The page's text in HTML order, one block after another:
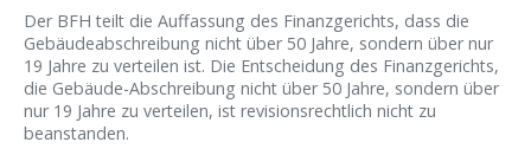
Der BFH teilt die Auffassung des Finanzgerichts, dass die
Gebäudeabschreibung nicht über 50 Jahre, sondern über nur
19 Jahre zu verteilen ist. Die Entscheidung des Finanzgerichts,
die Gebäude-Abschreibung nicht über 50 Jahre, sondern über
nur 19 Jahre zu verteilen, ist revisionsrechtlich nicht zu
beanstanden.